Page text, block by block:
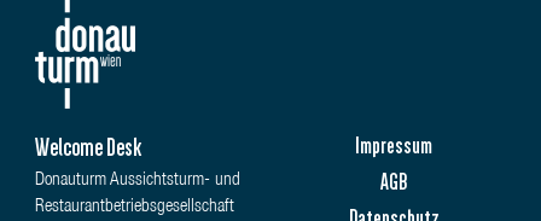
Impressum
AGB
Welcome Desk
Donauturm Aussichtsturm- und
Restaurantbetriebsgesellschaft